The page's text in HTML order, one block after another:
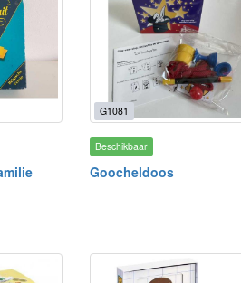
G1081
Beschikbaar
Goocheldoos